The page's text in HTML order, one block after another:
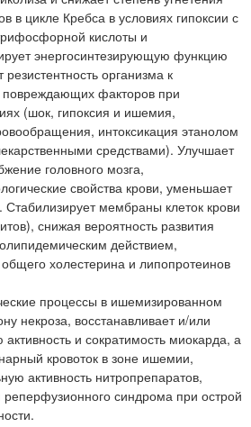
в цикле Кребса в условиях гипоксии с
кислоты и
энергосинтезирующую функцию
организма к
повреждающих факторов при
(шок, гипоксия и ишемия,
интоксикация этанолом
средствами). Улучшает
головного мозга,
свойства крови, уменьшает
мембраны клеток крови
снижая вероятность развития
действием,
холестерина и липопротеинов
процессы в ишемизированном
некроза, восстанавливает и/или
и сократимость миокарда, а
кровоток в зоне ишемии,
активность нитропрепаратов,
синдрома при острой